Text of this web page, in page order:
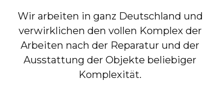
Wir arbeiten in ganz Deutschland und
verwirklichen den vollen Komplex der
Arbeiten nach der Reparatur und der
Ausstattung der Objekte beliebiger
Komplexität.